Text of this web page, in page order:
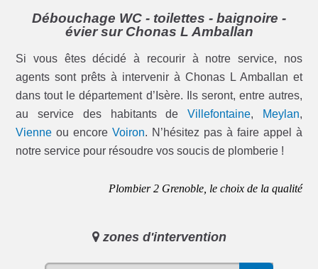
Débouchage WC - toilettes - baignoire -
évier sur Chonas L Amballan
Si vous êtes décidé à recourir à notre service, nos
agents sont prêts à intervenir à Chonas L Amballan et
dans tout le département d’Isère. Ils seront, entre autres,
au service des habitants de Villefontaine, Meylan,
Vienne ou encoreVoiron. N’hésitez pas à faire appel à
notre service pour résoudre vos soucis de plomberie !
Plombier 2 Grenoble, le choix de la qualité
zones d'intervention